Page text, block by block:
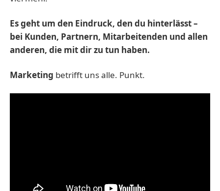
Es geht um den Eindruck, den du hinterlässt –
bei Kunden, Partnern, Mitarbeitenden und allen
anderen, die mit dir zu tun haben.
Marketing betrifft uns alle. Punkt.